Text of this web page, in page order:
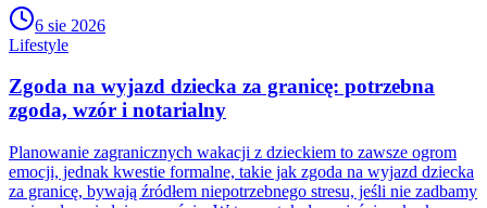
6 sie 2026
Lifestyle
Zgoda na wyjazd dziecka za granicę: potrzebna
zgoda, wzór i notarialny
Planowanie zagranicznych wakacji z dzieckiem to zawsze ogrom
emocji, jednak kwestie formalne, takie jak zgoda na wyjazd dziecka
za granicę, bywają źródłem niepotrzebnego stresu, jeśli nie zadbamy